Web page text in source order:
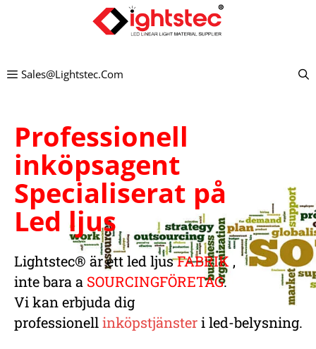
Sales@lightstec.com
Professionell
inköpsagent
Specialiserat på
Led ljus
Lightstec® ärett led ljusFABRIK ,
inte bara a SOURCINGFÖRETAG.
Vi kan erbjuda dig
professionellinköpstjänsteri led-belysning.